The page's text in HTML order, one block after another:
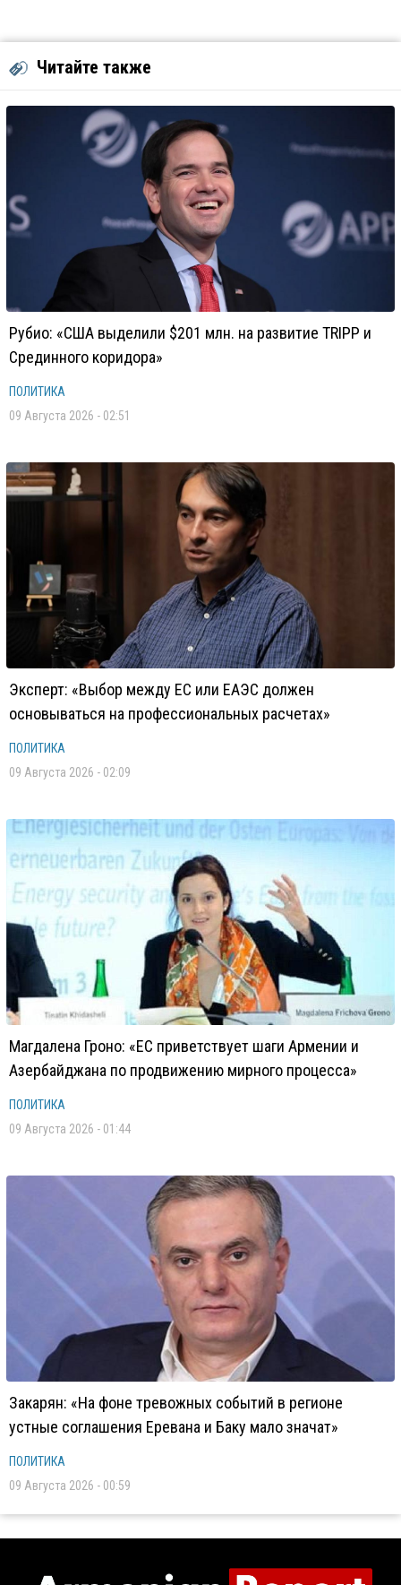
Читайте также
Рубио: «США выделили $201 млн. на развитие TRIPP и
Срединного коридора»
ПОЛИТИКА
09 Августа 2026 - 02:51
Эксперт: «Выбор между ЕС или ЕАЭС должен
основываться на профессиональных расчетах»
ПОЛИТИКА
09 Августа 2026 - 02:09
Магдалена Гроно: «ЕС приветствует шаги Армении и
Азербайджана по продвижению мирного процесса»
ПОЛИТИКА
09 Августа 2026 - 01:44
Закарян: «На фоне тревожных событий в регионе
устные соглашения Еревана и Баку мало значат»
ПОЛИТИКА
09 Августа 2026 - 00:59